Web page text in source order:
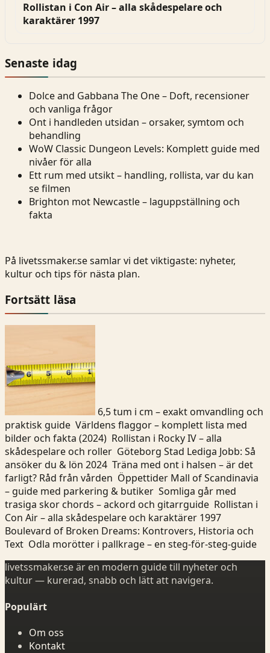
Rollistan i Con Air – alla skådespelare och
karaktärer 1997
Senaste idag
Dolce and Gabbana The One – Doft, recensioner
och vanliga frågor
Ont i handleden utsidan – orsaker, symtom och
behandling
WoW Classic Dungeon Levels: Komplett guide med
nivåer för alla
Ett rum med utsikt – handling, rollista, var du kan
se filmen
Brighton mot Newcastle – laguppställning och
fakta
På livetssmaker.se samlar vi det viktigaste: nyheter,
kultur och tips för nästa plan.
Fortsätt läsa
6,5 tum i cm – exakt omvandling och
praktisk guide Världens flaggor – komplett lista med
bilder och fakta (2024) Rollistan i Rocky IV – alla
skådespelare och roller Göteborg Stad Lediga Jobb: Så
ansöker du & lön 2024 Träna med ont i halsen – är det
farligt? Råd från vården Öppettider Mall of Scandinavia
– guide med parkering & butiker Somliga går med
trasiga skor chords – ackord och gitarrguide Rollistan i
Con Air – alla skådespelare och karaktärer 1997
Boulevard of Broken Dreams: Kontrovers, Historia och
Text Odla morötter i pallkrage – en steg-för-steg-guide
livetssmaker.se är en modern guide till nyheter och
kultur — kurerad, snabb och lätt att navigera.
Populärt
Om oss
Kontakt